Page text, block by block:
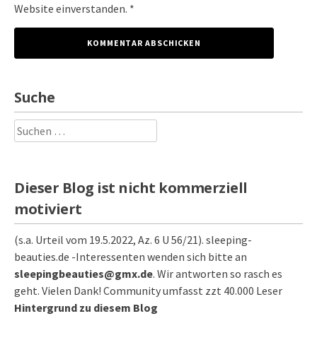
Website einverstanden. *
Suche
Suchen
nach:
Dieser Blog ist nicht kommerziell
motiviert
(s.a. Urteil vom 19.5.2022, Az. 6 U 56/21). sleeping-
beauties.de -Interessenten wenden sich bitte an
sleepingbeauties@gmx.de. Wir antworten so rasch es
geht. Vielen Dank! Community umfasst zzt 40.000 Leser
Hintergrund zu diesem Blog